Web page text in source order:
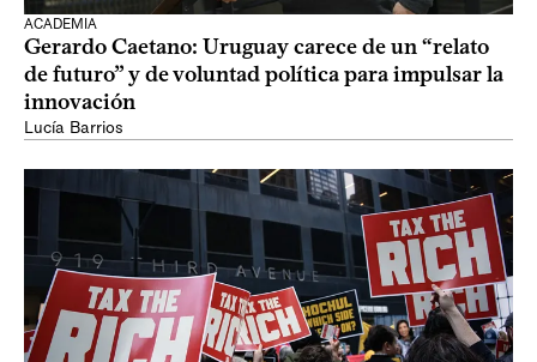
ACADEMIA
Gerardo Caetano: Uruguay carece de un “relato
de futuro” y de voluntad política para impulsar la
innovación
Lucía Barrios